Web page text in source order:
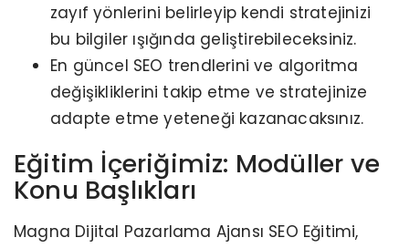
zayıf yönlerini belirleyip kendi stratejinizi
bu bilgiler ışığında geliştirebileceksiniz.
En güncel SEO trendlerini ve algoritma
değişikliklerini takip etme ve stratejinize
adapte etme yeteneği kazanacaksınız.
Eğitim İçeriğimiz: Modüller ve
Konu Başlıkları
Magna Dijital Pazarlama Ajansı SEO Eğitimi,